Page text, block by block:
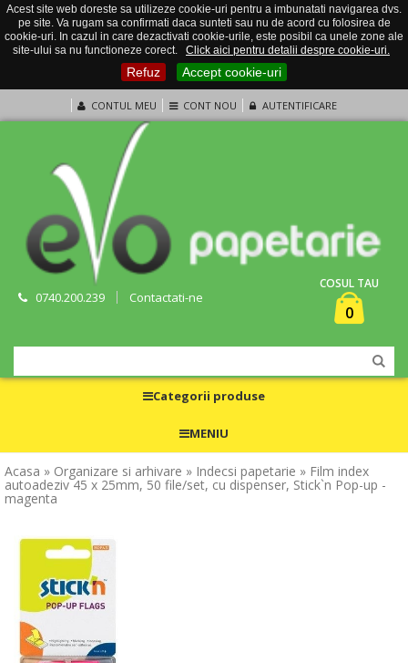
Acest site web doreste sa utilizeze cookie-uri pentru a imbunatati navigarea dvs.
pe site. Va rugam sa confirmati daca sunteti sau nu de acord cu folosirea de
cookie-uri. In cazul in care dezactivati cookie-urile, este posibil ca unele zone ale
site-ului sa nu functioneze corect.
Click aici pentru detalii despre cookie-uri.
Refuz Accept cookie-uri
CONTUL MEU CONT NOU AUTENTIFICARE
0740.200.239 Contactati-ne
COSUL TAU
0
Categorii produse
MENIU
Acasa » Organizare si arhivare » Indecsi papetarie » Film index
autoadeziv 45 x 25mm, 50 file/set, cu dispenser, Stick`n Pop-up -
magenta